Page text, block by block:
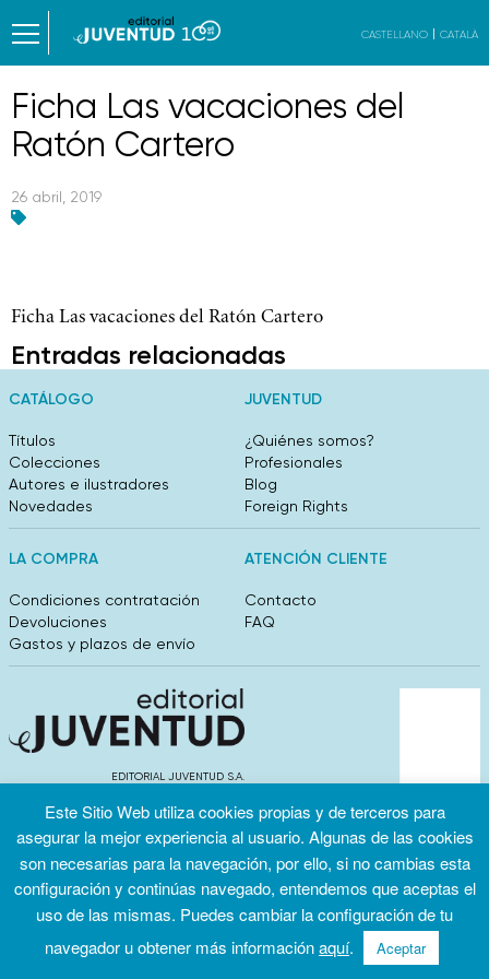
CASTELLANO CATALÀ
Ficha Las vacaciones del
Ratón Cartero
26 abril, 2019
Ficha Las vacaciones del Ratón Cartero
Entradas relacionadas
CATÁLOGO
Títulos
Colecciones
Autores e ilustradores
Novedades
JUVENTUD
¿Quiénes somos?
Profesionales
Blog
Foreign Rights
LA COMPRA
Condiciones contratación
Devoluciones
Gastos y plazos de envío
ATENCIÓN CLIENTE
Contacto
FAQ
EDITORIAL JUVENTUD S.A.
info@editorialjuventud.es
(+34) 93 444 18 00
Condiciones
Política de
Política de
Este Sitio Web utiliza cookies propias y de terceros para
asegurar la mejor experiencia al usuario. Algunas de las cookies
son necesarias para la navegación, por ello, si no cambias esta
configuración y continúas navegado, entendemos que aceptas el
uso de las mismas. Puedes cambiar la configuración de tu
navegador u obtener más informaciónaquí. Aceptar